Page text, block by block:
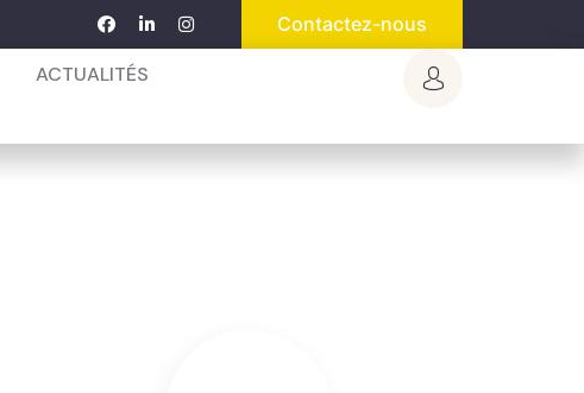
Contactez-nous
ACTUALITÉS